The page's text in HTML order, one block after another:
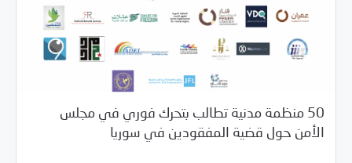
50 منظمة مدنية تطالب بتحرك فوري في مجلس
الأمن حول قضية المفقودين في سوريا
06/27/2019 بيانات المركز/خبر بارز